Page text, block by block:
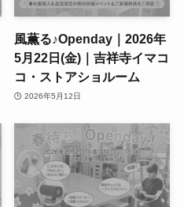
風薫る♪Openday｜2026年
5月22日(金)｜吉祥寺イマコ
コ・ストアショルーム
2026年5月12日